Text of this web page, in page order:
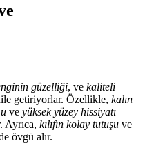
güzelliği, ve kaliteli
getiriyorlar. Özellikle, kalın
ve yüksek yüzey hissiyatı
Ayrıca, kılıfın kolay tutuşu ve
övgü alır.